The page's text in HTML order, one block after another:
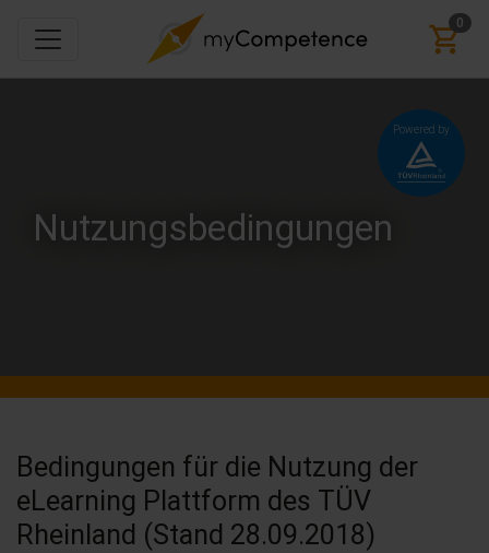
0
Powered by
Nutzungsbedingungen
Bedingungen für die Nutzung der
eLearning Plattform des TÜV
Rheinland (Stand 28.09.2018)